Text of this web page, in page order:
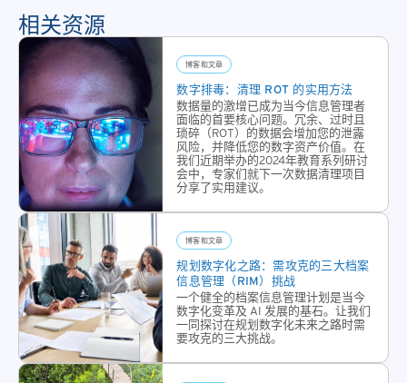
案。
铁山
提供
文档
安全
扫
描，
批量
扫
描，
备用
文件
转
换，
文档
成
像，
直至
其安
全销
毁，
铁山
始终
守护
存放
数据
的硬
件资
产，
从而
为您
的数
据保
驾护
相关资源
博客和文章
数字排毒：清理 ROT 的实用方法
数据量的激增已成为当今信息管理者
面临的首要核心问题。冗余、过时且
琐碎（ROT）的数据会增加您的泄露
风险，并降低您的数字资产价值。在
我们近期举办的2024年教育系列研讨
会中，专家们就下一次数据清理项目
分享了实用建议。
博客和文章
规划数字化之路：需攻克的三大档案
信息管理（RIM）挑战
一个健全的档案信息管理计划是当今
数字化变革及 AI 发展的基石。让我们
一同探讨在规划数字化未来之路时需
要攻克的三大挑战。